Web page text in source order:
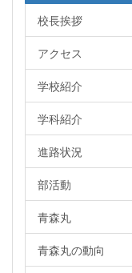
校長挨拶
アクセス
学校紹介
学科紹介
進路状況
部活動
青森丸
青森丸の動向